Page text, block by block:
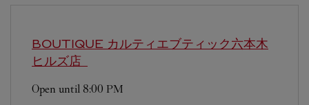
BOUTIQUE カルティエブティック六本木
ヒルズ店
Open until 8:00 PM